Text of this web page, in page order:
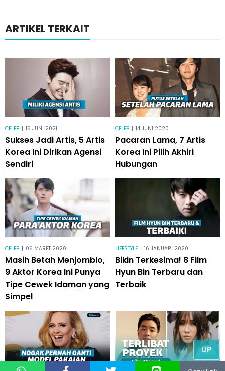
ARTIKEL TERKAIT
CELEB | 16 JUNI 2021
Sukses Jadi Artis, 5 Artis
Korea Ini Dirikan Agensi
Sendiri
CELEB | 14 JUNI 2020
Pacaran Lama, 7 Artis
Korea Ini Pilih Akhiri
Hubungan
CELEB | 06 MARET 2020
Masih Betah Menjomblo,
9 Aktor Korea Ini Punya
Tipe Cewek Idaman yang
Simpel
LIFESTYLE | 16 JANUARI 2020
Bikin Terkesima! 8 Film
Hyun Bin Terbaru dan
Terbaik
UP